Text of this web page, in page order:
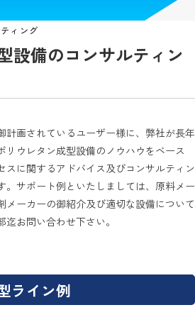
ィング
設備のコンサルティン
計画されているユーザー様に、弊社が長年
リウレタン成型設備のノウハウをベース
スに関するアドバイス及びコンサルティン
。サポート例といたしましては、原料メー
メーカーの御紹介及び適切な設備について
お問い合わせ下さい。
ライン例